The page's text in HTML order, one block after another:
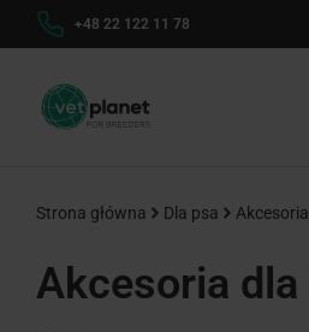
+48 22 122 11 78
Strona główna Dla psa
Akcesoria